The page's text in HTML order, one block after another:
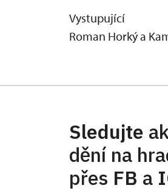
Vystupující
Roman Horký a
Sledujte
dění na
přes FB a